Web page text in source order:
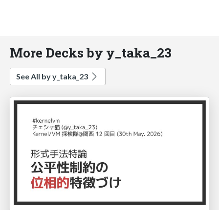
More Decks by y_taka_23
See All by y_taka_23